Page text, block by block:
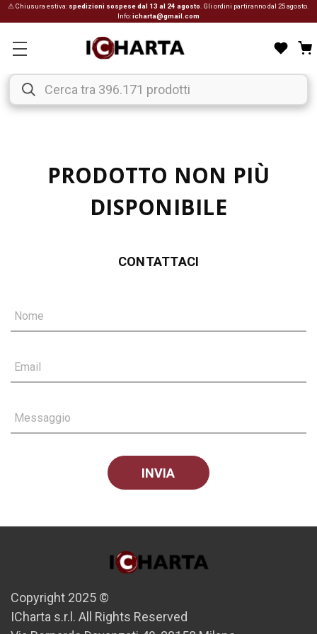
⚠ Chiusura estiva: spedizioni sospese dal 13 al 24 agosto . Gli ordini partiranno dal 25 agosto.
Info:icharta@gmail.com
PRODOTTO NON PIÙ
DISPONIBILE
CONTATTACI
Nome
Email
Messaggio
Copyright 2025 ©
ICharta s.r.l. All Rights Reserved